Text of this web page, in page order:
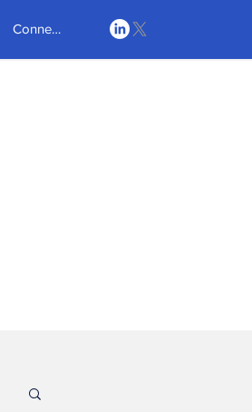
Connexion